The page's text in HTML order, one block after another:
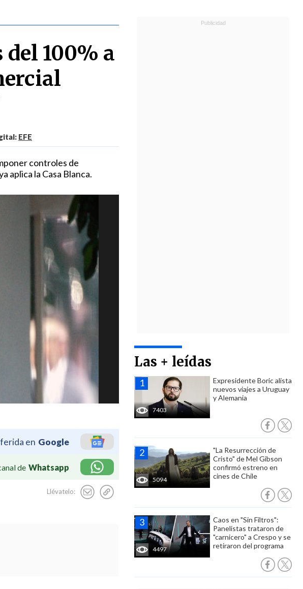
100% a
EFE
controles de
aplica la Casa Blanca.
en Google
de Whatsapp
Llévatelo:
Las + leídas
7403
Expresidente Boric alista
nuevos viajes a Uruguay
y Alemania
5094
"La Resurrección de
Cristo" de Mel Gibson
confirmó estreno en
cines de Chile
4497
Caos en "Sin Filtros":
Panelistas trataron de
"carnicero" a Crespo y se
retiraron del programa